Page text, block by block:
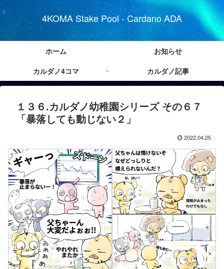
4KOMA Stake Pool - Cardano ADA
ホーム
お知らせ
カルダノ4コマ
カルダノ記事
１３６.カルダノ幼稚園シリーズ その６７
「暴落しても動じない２」
2022.04.25